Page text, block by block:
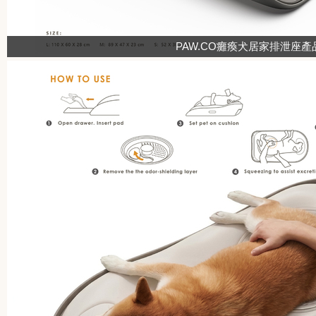
PAW.CO癱瘓犬居家排泄座產